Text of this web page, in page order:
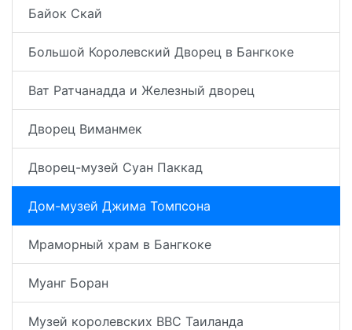
Байок Скай
Большой Королевский Дворец в Бангкоке
Ват Ратчанадда и Железный дворец
Дворец Виманмек
Дворец-музей Суан Паккад
Дом-музей Джима Томпсона
Мраморный храм в Бангкоке
Муанг Боран
Музей королевских ВВС Таиланда